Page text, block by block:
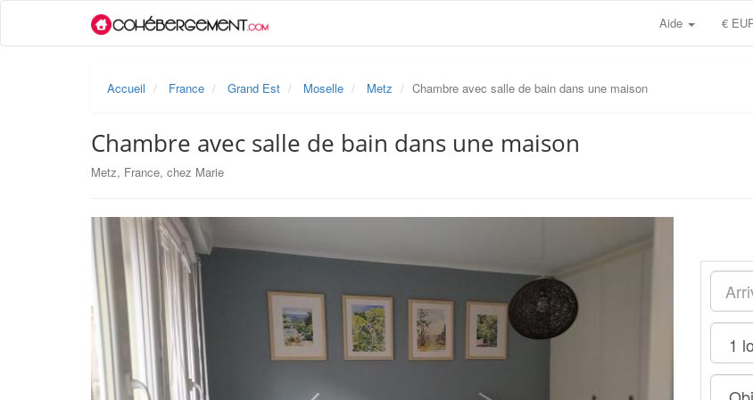
Aide €
Accueil France Grand Est Moselle Metz Chambre avec salle de bain dans une maison
Chambre avec salle de bain dans une maison
Metz, France, chez Marie